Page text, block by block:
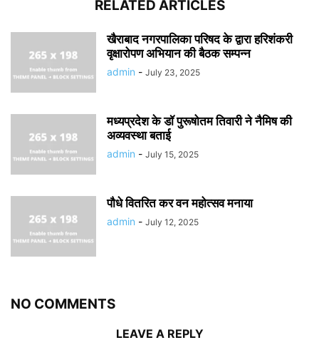
RELATED ARTICLES
खैराबाद नगरपालिका परिषद के द्वारा हरिशंकरी
वृक्षारोपण अभियान की बैठक सम्पन्न
admin - July 23, 2025
मध्यप्रदेश के डॉ पुरूषोतम तिवारी ने नैमिष की
अव्यवस्था बताई
admin - July 15, 2025
पौधे वितरित कर वन महोत्सव मनाया
admin - July 12, 2025
NO COMMENTS
LEAVE A REPLY